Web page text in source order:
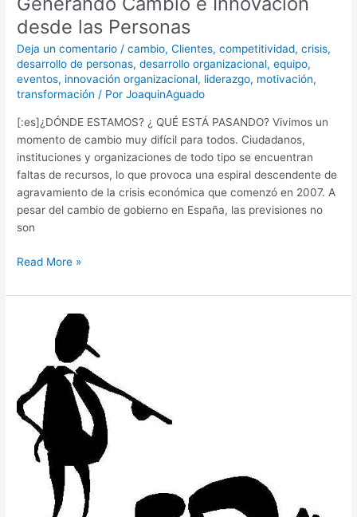
desde las Personas
Deja un comentario /cambio,Clientes,competitividad,crisis,
desarrollo de personas,desarrollo organizacional,equipo,
eventos, innovación organizacional, liderazgo, motivación,
transformación / PorJoaquinAguado
[:es]¿DÓNDE ESTAMOS? ¿ QUÉ ESTÁ PASANDO? Vivimos un
momento de cambio muy difícil para todos. Ciudadanos,
instituciones y organizaciones de todo tipo se encuentran
faltas de recursos, lo que provoca una espiral descendente de
agravamiento de la crisis económica que comenzó en 2007. A
pesar del cambio de gobierno en España, las previsiones no
son
Read More »
Autoliderazgo
las
Estructuras
Organizacionales